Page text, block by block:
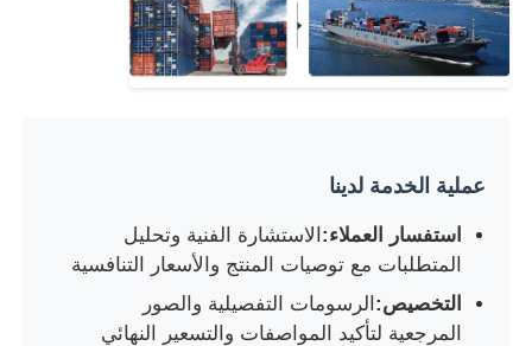
عملية الخدمة لدينا
استفسار العملاء: الاستشارة الفنية وتحليل
المتطلبات مع توصيات المنتج والأسعار التنافسية
التخصيص: الرسومات التفصيلية والصور
المرجعية لتأكيد المواصفات والتسعير النهائي